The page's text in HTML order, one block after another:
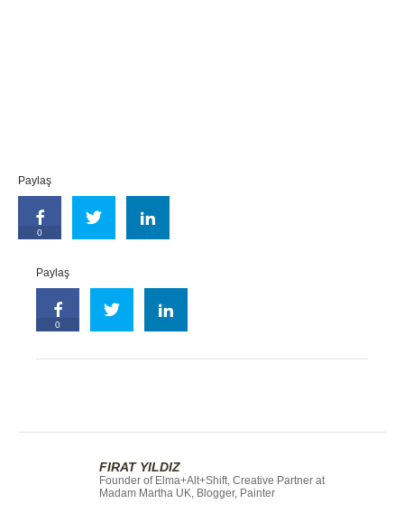
Paylaş
0
Paylaş
0
FIRAT YILDIZ
Founder of Elma+Alt+Shift, Creative Partner at
Madam Martha UK, Blogger, Painter